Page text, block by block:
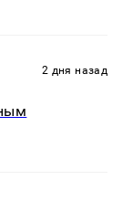
2 дня назад